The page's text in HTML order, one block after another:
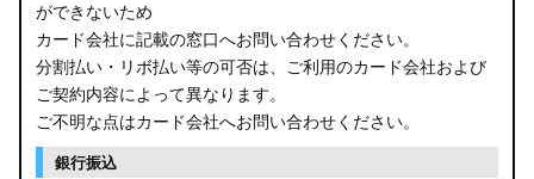
ができないため
カード会社に記載の窓口へお問い合わせください。
分割払い・リボ払い等の可否は、ご利用のカード会社および
ご契約内容によって異なります。
ご不明な点はカード会社へお問い合わせください。
銀行振込